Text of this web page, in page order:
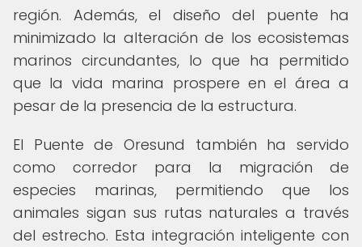
región. Además, el diseño del puente ha
minimizado la alteración de los ecosistemas
marinos circundantes, lo que ha permitido
que la vida marina prospere en el área a
pesar de la presencia de la estructura.
El Puente de Oresund también ha servido
como corredor para la migración de
especies marinas, permitiendo que los
animales sigan sus rutas naturales a través
del estrecho. Esta integración inteligente con